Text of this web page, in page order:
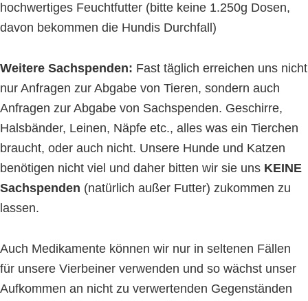
hochwertiges Feuchtfutter (bitte keine 1.250g Dosen,
davon bekommen die Hundis Durchfall)
Weitere Sachspenden: Fast täglich erreichen uns nicht
nur Anfragen zur Abgabe von Tieren, sondern auch
Anfragen zur Abgabe von Sachspenden. Geschirre,
Halsbänder, Leinen, Näpfe etc., alles was ein Tierchen
braucht, oder auch nicht. Unsere Hunde und Katzen
benötigen nicht viel und daher bitten wir sie uns KEINE
Sachspenden (natürlich außer Futter) zukommen zu
lassen.
Auch Medikamente können wir nur in seltenen Fällen
für unsere Vierbeiner verwenden und so wächst unser
Aufkommen an nicht zu verwertenden Gegenständen